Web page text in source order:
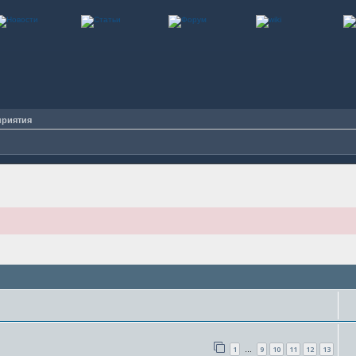
1 … 9 10 11 12 13